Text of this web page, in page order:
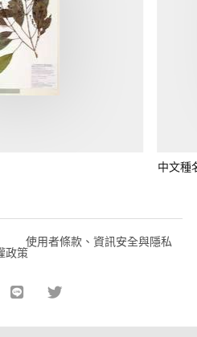
中文種
使用者條款、資訊安全與隱私
政策